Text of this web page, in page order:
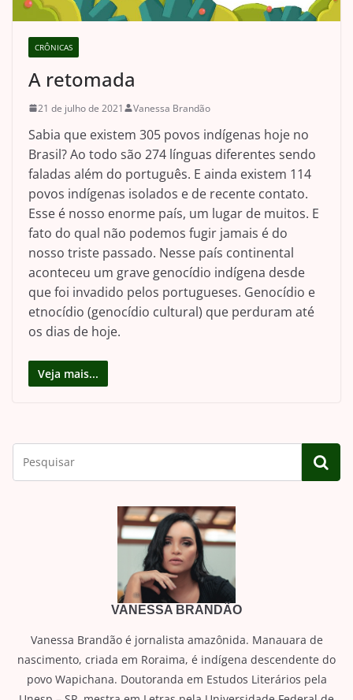
CRÔNICAS
A retomada
21 de julho de 2021 Vanessa Brandão
Sabia que existem 305 povos indígenas hoje no
Brasil? Ao todo são 274 línguas diferentes sendo
faladas além do português. E ainda existem 114
povos indígenas isolados e de recente contato.
Esse é nosso enorme país, um lugar de muitos. E
fato do qual não podemos fugir jamais é do
nosso triste passado. Nesse país continental
aconteceu um grave genocídio indígena desde
que foi invadido pelos portugueses. Genocídio e
etnocídio (genocídio cultural) que perduram até
os dias de hoje.
Veja mais...
VANESSA BRANDÃO
Vanessa Brandão é jornalista amazônida. Manauara de
nascimento, criada em Roraima, é indígena descendente do
povo Wapichana. Doutoranda em Estudos Literários pela